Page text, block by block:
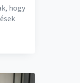
hogy